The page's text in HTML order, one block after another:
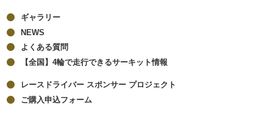
ギャラリー
NEWS
よくある質問
【全国】4輪で走行できるサーキット情報
レースドライバー スポンサー プロジェクト
ご購入申込フォーム